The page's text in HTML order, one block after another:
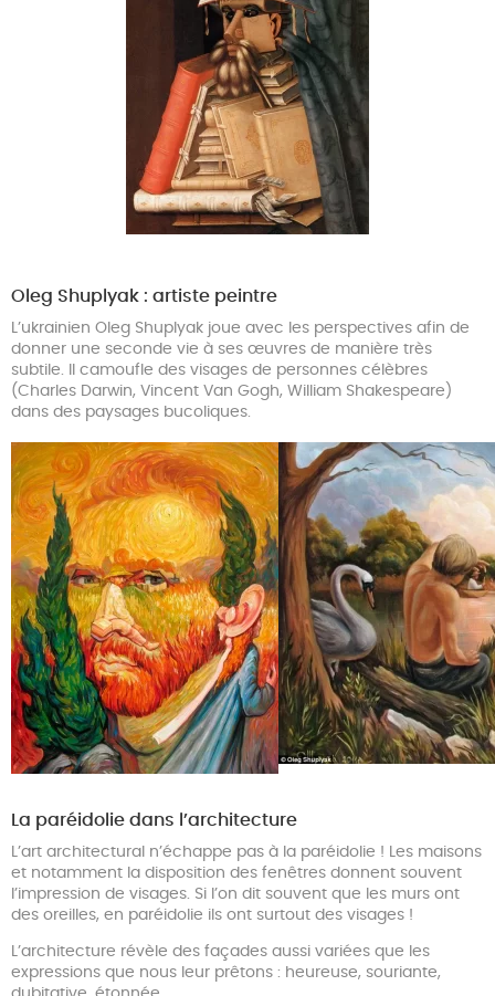
Oleg Shuplyak : artiste peintre
L’ukrainien Oleg Shuplyak joue avec les perspectives afin de
donner une seconde vie à ses œuvres de manière très
subtile. Il camoufle des visages de personnes célèbres
(Charles Darwin, Vincent Van Gogh, William Shakespeare)
dans des paysages bucoliques.
La paréidolie dans l’architecture
L’art architectural n’échappe pas à la paréidolie ! Les maisons
et notamment la disposition des fenêtres donnent souvent
l’impression de visages. Si l’on dit souvent que les murs ont
des oreilles, en paréidolie ils ont surtout des visages !
L’architecture révèle des façades aussi variées que les
expressions que nous leur prêtons : heureuse, souriante,